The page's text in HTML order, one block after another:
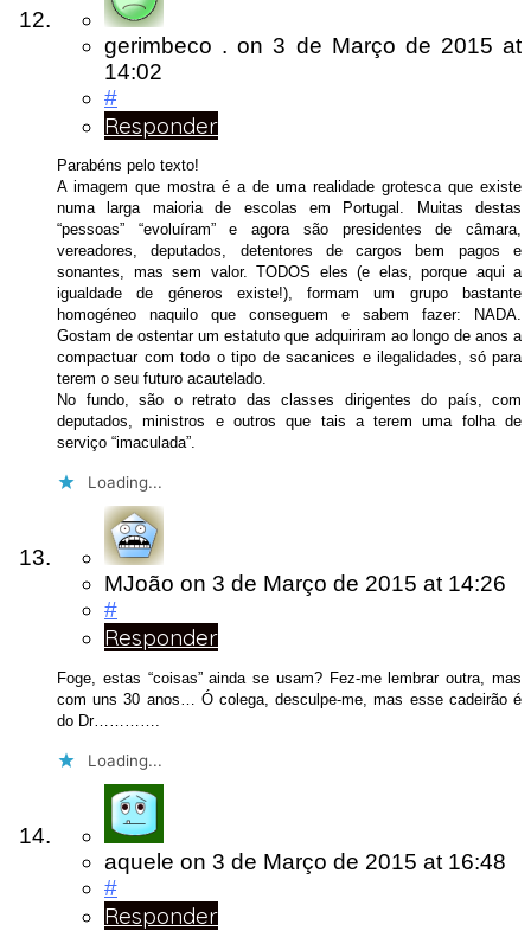
gerimbeco . on3 de Março de 2015 at
14:02
#
Responder
Parabéns pelo texto!
A imagem que mostra é a de uma realidade grotesca que existe
numa larga maioria de escolas em Portugal. Muitas destas
“pessoas” “evoluíram” e agora são presidentes de câmara,
vereadores, deputados, detentores de cargos bem pagos e
sonantes, mas sem valor. TODOS eles (e elas, porque aqui a
igualdade de géneros existe!), formam um grupo bastante
homogéneo naquilo que conseguem e sabem fazer: NADA.
Gostam de ostentar um estatuto que adquiriram ao longo de anos a
compactuar com todo o tipo de sacanices e ilegalidades, só para
terem o seu futuro acautelado.
No fundo, são o retrato das classes dirigentes do país, com
deputados, ministros e outros que tais a terem uma folha de
serviço “imaculada”.
Loading...
MJoão on 3 de Março de 2015 at 14:26
#
Responder
Foge, estas “coisas” ainda se usam? Fez-me lembrar outra, mas
com uns 30 anos… Ó colega, desculpe-me, mas esse cadeirão é
do Dr………….
Loading...
aquele on 3 de Março de 2015 at 16:48
#
Responder